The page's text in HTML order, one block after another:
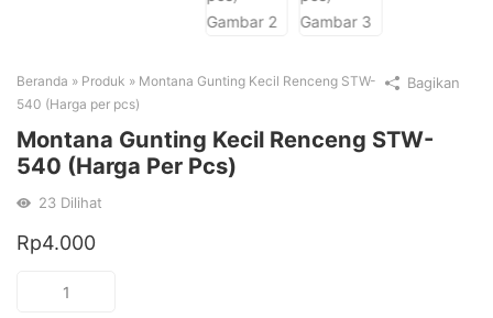
Beranda » Produk » Montana Gunting Kecil Renceng STW-
540 (Harga per pcs)
Montana Gunting Kecil Renceng STW-
540 (Harga Per Pcs)
23 Dilihat
Rp4.000
Bagikan